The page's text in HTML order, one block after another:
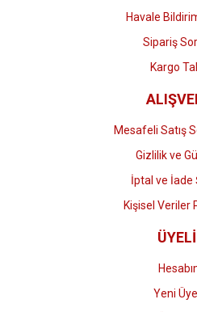
Gönder
Havale
Sipariş
Kargo
Mesafeli Satış
Gizlilik ve
İptal ve İade
Kişisel Veriler
Yeni